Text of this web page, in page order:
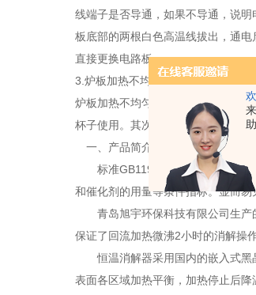
线端子是否导通，如果不导通，说
板底部的两根白色高温线拔出，通
直接更换电路板。
3.炉板加热不均匀
炉板加热不均匀的问题只存在于使
杯子使用。其次就是检查炉板上有
一、产品简介：
标准GB11914-89分析方法规范地
和催化剂的用量等条件指标。显而
青岛旭宇环保科技有限公司生产
保证了回流加热微沸2小时的消解操
恒温消解器采用国内的嵌入式黑
表面各区域加热平衡，加热停止后